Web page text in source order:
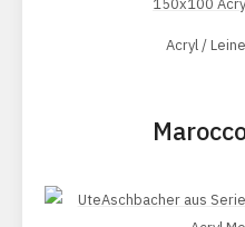
Acryl /